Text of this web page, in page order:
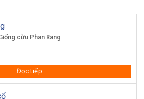
cừu Phan Rang
Đọc tiếp